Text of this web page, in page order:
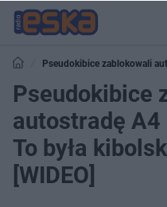
Pseudokibice zablokowali
ustawka [WIDEO]
Pseudokibice
autostradę
To była
[WIDEO]